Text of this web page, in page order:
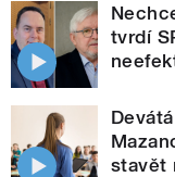
tvrdí
stavět